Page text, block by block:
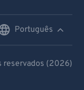
Português
reservados (2026)